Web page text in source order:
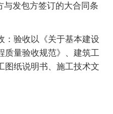
与发包方签订的大合同条
：验收以《关于基本建设
质量验收规范》、建筑工
图纸说明书、施工技术文